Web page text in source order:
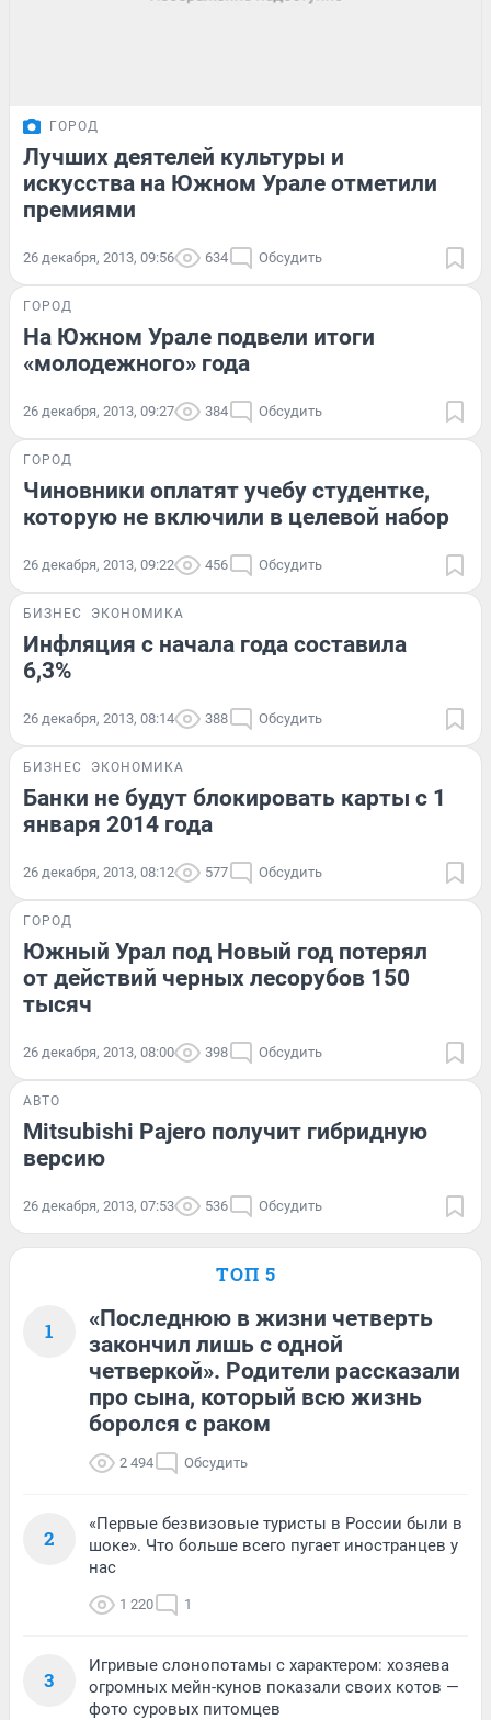
ГОРОД
Лучших деятелей культуры и
искусства на Южном Урале отметили
премиями
26 декабря, 2013, 09:56 634 Обсудить
ГОРОД
На Южном Урале подвели итоги
«молодежного» года
26 декабря, 2013, 09:27 384 Обсудить
ГОРОД
Чиновники оплатят учебу студентке,
которую не включили в целевой набор
26 декабря, 2013, 09:22 456 Обсудить
БИЗНЕС ЭКОНОМИКА
Инфляция с начала года составила
6,3%
26 декабря, 2013, 08:14 388 Обсудить
БИЗНЕС ЭКОНОМИКА
Банки не будут блокировать карты с 1
января 2014 года
26 декабря, 2013, 08:12 577 Обсудить
ГОРОД
Южный Урал под Новый год потерял
от действий черных лесорубов 150
тысяч
26 декабря, 2013, 08:00 398 Обсудить
АВТО
Mitsubishi Pajero получит гибридную
версию
26 декабря, 2013, 07:53 536 Обсудить
ТОП 5
1
«Последнюю в жизни четверть
закончил лишь с одной
четверкой». Родители рассказали
про сына, который всю жизнь
боролся с раком
2 494 Обсудить
2
«Первые безвизовые туристы в России были в
шоке». Что больше всего пугает иностранцев у
нас
1 220 1
3
Игривые слонопотамы с характером: хозяева
огромных мейн-кунов показали своих котов —
фото суровых питомцев